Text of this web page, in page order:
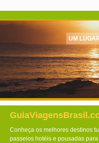
UM
Conheça os melhores destinos
passeios hotéis e pousadas